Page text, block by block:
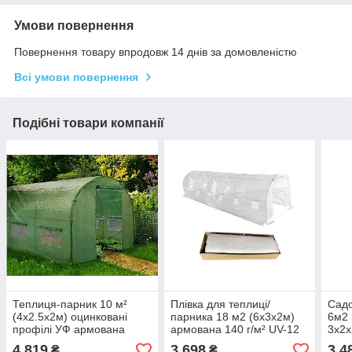
Умови повернення
Повернення товару впродовж 14 днів за домовленістю
Всі умови повернення
Подібні товари компанії
Теплиця-парник 10 м²
(4x2.5х2м) оцинковані
профілі УФ армована
плівка 140г/м2 Польща
Плівка для теплиці/
парника 18 м2 (6х3х2м)
армована 140 г/м² UV-12
Польща BASS POLSKA,
6м2